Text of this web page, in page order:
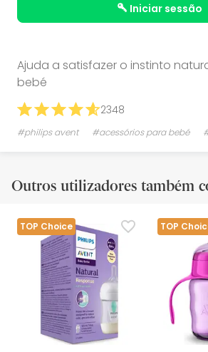
iniciar sessão
Ajuda a satisfazer o instinto
bebé
2348
#philips avent #acessórios para bebé
Outros utilizadores também
TOP Choice TOP